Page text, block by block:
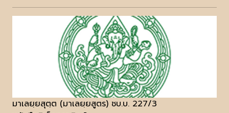
มาเลยฺยสุตฺต (มาเลยฺยสูตร) ชบ.บ. 227/3